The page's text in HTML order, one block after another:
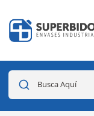
Busca Aquí